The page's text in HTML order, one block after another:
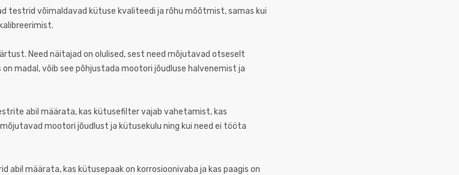
testrid võimaldavad kütuse kvaliteedi ja rõhu mõõtmist, samas kui
Need näitajad on olulised, sest need mõjutavad otseselt
madal, võib see põhjustada mootori jõudluse halvenemist ja
abil määrata, kas kütusefilter vajab vahetamist, kas
mootori jõudlust ja kütusekulu ning kui need ei tööta
määrata, kas kütusepaak on korrosioonivaba ja kas paagis on